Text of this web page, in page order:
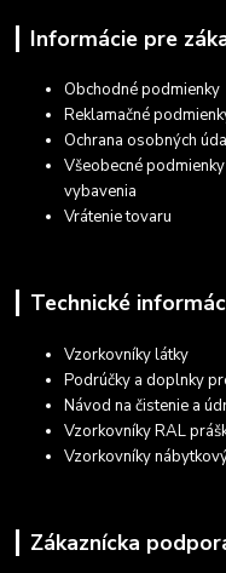
Informácie pre
Obchodné podmienky
Reklamačné
Ochrana osobných
Všeobecné
vybavenia
Vrátenie tovaru
Technické
Vzorkovníky látky
Podrúčky a doplnky
Návod na čistenie a
Vzorkovníky RAL
Vzorkovníky
Zákaznícka